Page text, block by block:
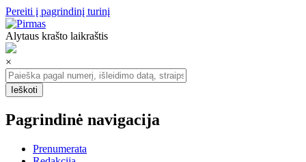
Pereiti į pagrindinį turinį
Alytaus krašto laikraštis
×
Pagrindinė navigacija
Prenumerata